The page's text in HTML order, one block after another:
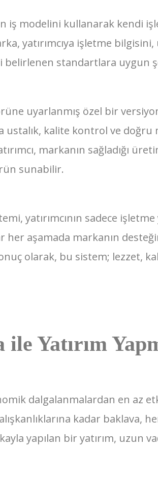
iş modelini kullanarak kendi
yatırımcıya işletme
standartlara uygun
uyarlanmış özel bir
ustalık, kalite kontrol ve
markanın sağladığı
sunabilir.
yatırımcının sadece
aşamada markanın
olarak, bu sistem; lezzet,
Yatırım
dalgalanmalardan en az
kadar baklava,
yapılan bir yatırım, uzun